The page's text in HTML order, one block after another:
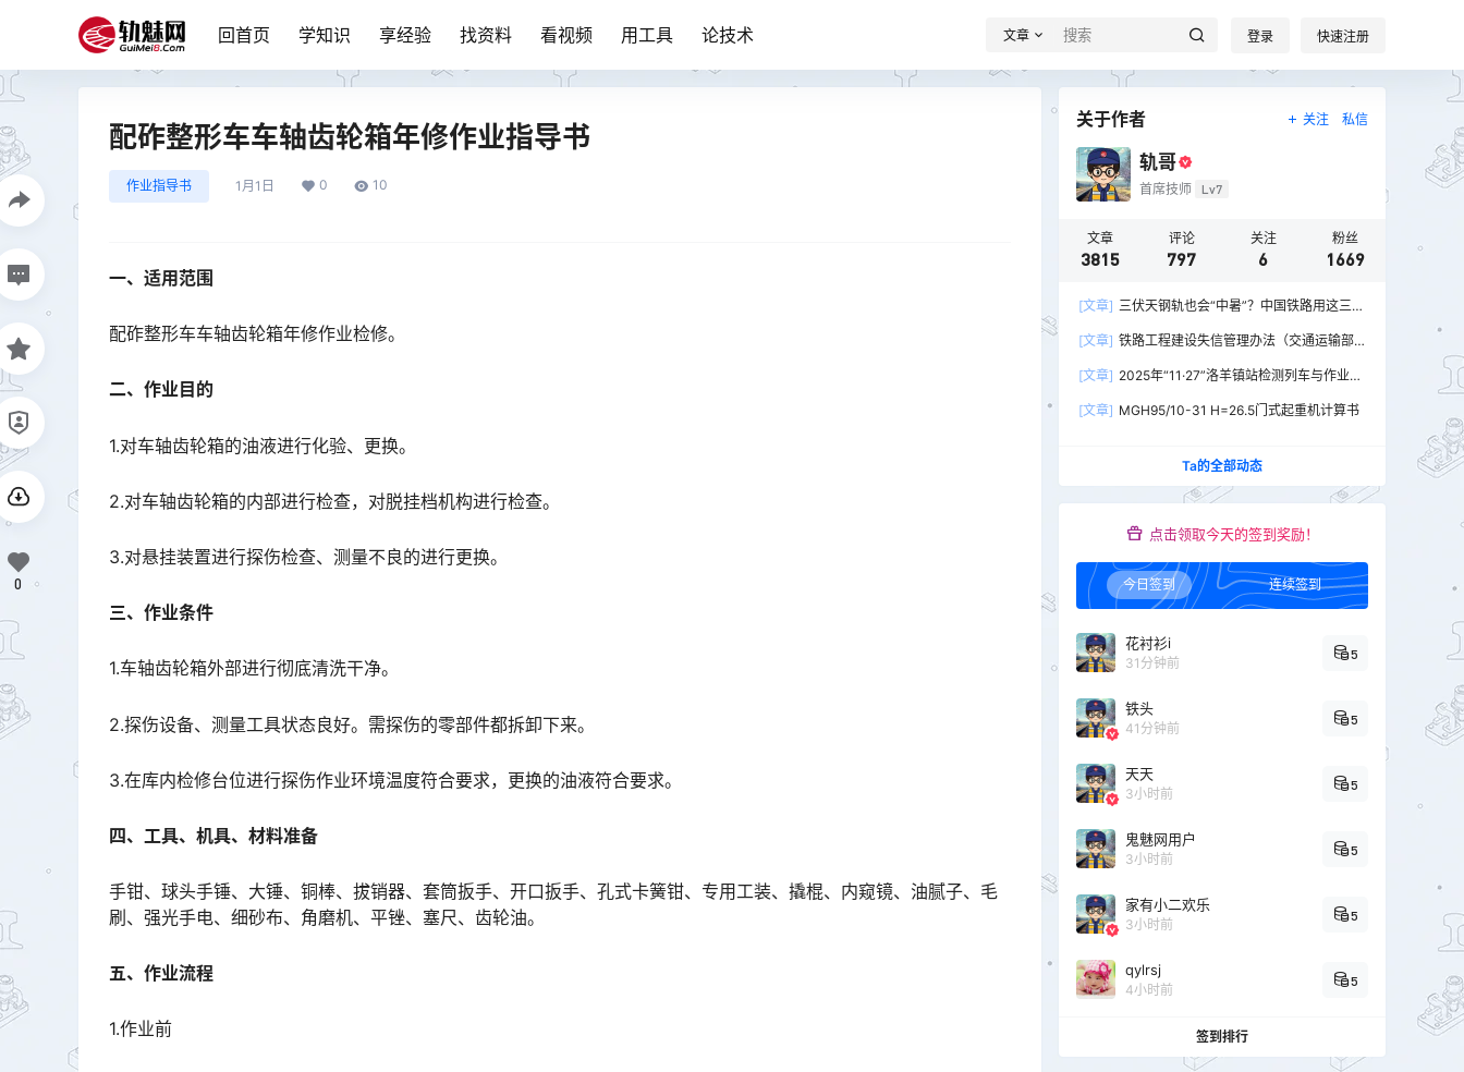
回首页 学知识 享经验 找资料 看视频 用工具 论技术 文章 登录 快速注册
配砟整形车车轴齿轮箱年修作业指导书
作业指导书 1月1日 0 10
一、适用范围
配砟整形车车轴齿轮箱年修作业检修。
二、作业目的
1.对车轴齿轮箱的油液进行化验、更换。
2.对车轴齿轮箱的内部进行检查，对脱挂档机构进行检查。
3.对悬挂装置进行探伤检查、测量不良的进行更换。
三、作业条件
1.车轴齿轮箱外部进行彻底清洗干净。
2.探伤设备、测量工具状态良好。需探伤的零部件都拆卸下来。
3.在库内检修台位进行探伤作业环境温度符合要求，更换的油液符合要求。
四、工具、机具、材料准备
手钳、球头手锤、大锤、铜棒、拔销器、套筒扳手、开口扳手、孔式卡簧钳、专用工装、撬棍、内窥镜、油腻子、毛
刷、强光手电、细砂布、角磨机、平锉、塞尺、齿轮油。
五、作业流程
1.作业前
0
关于作者 关注 私信
轨哥
首席技师 Lv7
文章
3815
评论
797
关注
6
粉丝
1669
[文章] 三伏天钢轨也会“中暑”？中国铁路用这三招
[文章] 铁路工程建设失信管理办法（交通运输部
[文章] 2025年“11·27”洛羊镇站检测列车与作业人
[文章] MGH95/10-31 H=26.5门式起重机计算书
Ta的全部动态
点击领取今天的签到奖励！
今日签到 连续签到
花衬衫i
31分钟前
5
铁头
41分钟前
5
天天
3小时前
5
鬼魅网用户
3小时前
5
家有小二欢乐
3小时前
5
qylrsj
4小时前
5
签到排行